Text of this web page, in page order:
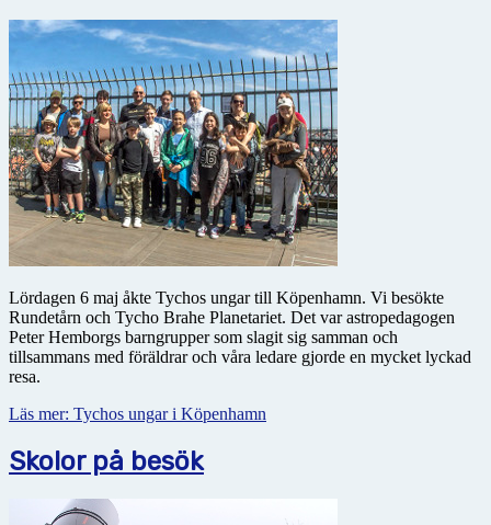
Lördagen 6 maj åkte Tychos ungar till Köpenhamn. Vi besökte
Rundetårn och Tycho Brahe Planetariet. Det var astropedagogen
Peter Hemborgs barngrupper som slagit sig samman och
tillsammans med föräldrar och våra ledare gjorde en mycket lyckad
resa.
Läs mer: Tychos ungar i Köpenhamn
Skolor på besök